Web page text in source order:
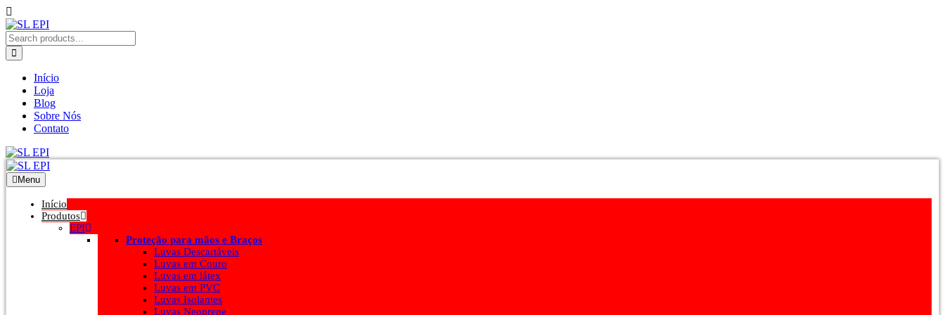
Início
Loja
Blog
Sobre Nós
Contato
Menu
Início
Produtos
EPI
Proteção para mãos e Braços
Luvas Descartáveis
Luvas em Couro
Luvas em látex
Luvas em PVC
Luvas Isolantes
Luvas Neoprene